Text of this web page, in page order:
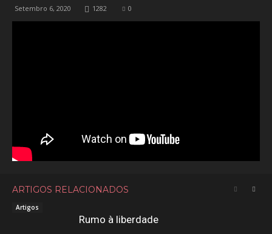
Setembro 6, 2020 1282 0
ARTIGOS RELACIONADOS
Artigos
Rumo à liberdade